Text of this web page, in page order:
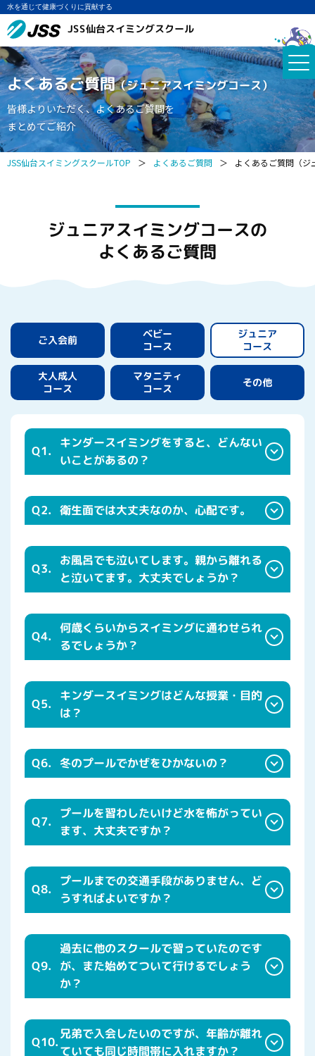
水を通じて健康づくりに貢献する
JSS仙台スイミングスクール
よくあるご質問（ジュニアスイミングコース）
皆様よりいただく、よくあるご質問を
まとめてご紹介
JSS仙台スイミングスクールTOP ＞ よくあるご質問 ＞ よくあるご質問（ジ
ジュニアスイミングコースの
よくあるご質問
ご入会前
ベビー
コース
ジュニア
コース
大人成人
コース
マタニティ
コース その他
Q1.
キンダースイミングをすると、どんない
いことがあるの？
Q2. 衛生面では大丈夫なのか、心配です。
Q3.
お風呂でも泣いてします。親から離れる
と泣いてます。大丈夫でしょうか？
Q4.
何歳くらいからスイミングに通わせられ
るでしょうか？
Q5.
キンダースイミングはどんな授業・目的
は？
Q6. 冬のプールでかぜをひかないの？
Q7.
プールを習わしたいけど水を怖がってい
ます、大丈夫ですか？
Q8.
プールまでの交通手段がありません、ど
うすればよいですか？
Q9.
過去に他のスクールで習っていたのです
が、また始めてついて行けるでしょう
か？
Q10.
兄弟で入会したいのですが、年齢が離れ
ていても同じ時間帯に入れますか？